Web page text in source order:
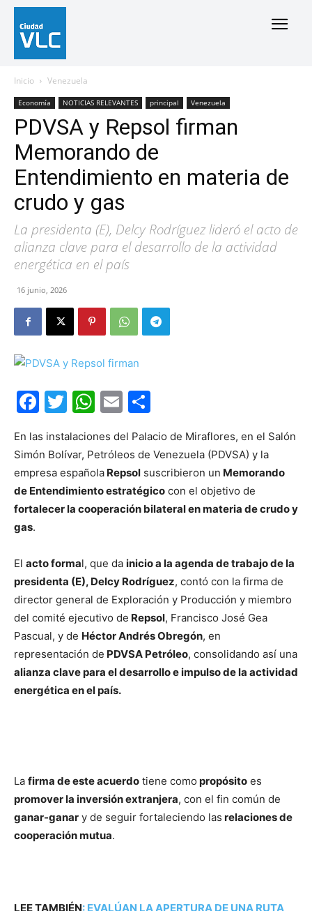
Inicio Venezuela
Economía NOTICIAS RELEVANTES principal Venezuela
PDVSA y Repsol firman
Memorando de
Entendimiento en materia de
crudo y gas
La presidenta (E), Delcy Rodríguez lideró el acto de
alianza clave para el desarrollo de la actividad
energética en el país
16 junio, 2026
Facebook
Twitter
WhatsApp
Email
En las instalaciones del Palacio de Miraflores, en el Salón
Simón Bolívar, Petróleos de Venezuela (PDVSA) y la
empresa española Repsol suscribieron un Memorando
de Entendimiento estratégico con el objetivo de
fortalecer la cooperación bilateral en materia de crudo y
gas.
El acto formal, que da inicio a la agenda de trabajo de la
presidenta (E), Delcy Rodríguez, contó con la firma de
director general de Exploración y Producción y miembro
del comité ejecutivo de Repsol, Francisco José Gea
Pascual, y de Héctor Andrés Obregón, en
representación de PDVSA Petróleo, consolidando así una
alianza clave para el desarrollo e impulso de la actividad
energética en el país.
La firma de este acuerdo tiene como propósito es
promover la inversión extranjera, con el fin común de
ganar-ganar y de seguir fortaleciendo las relaciones de
cooperación mutua.
LEE TAMBIÉN: EVALÚAN LA APERTURA DE UNA RUTA